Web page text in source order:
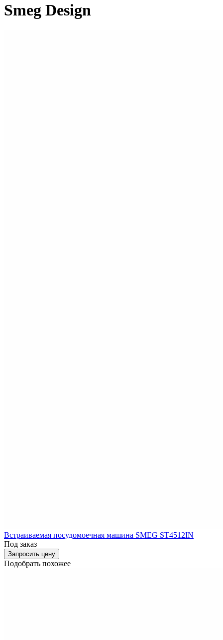
Smeg Design
Встраиваемая посудомоечная машина SMEG ST4512IN
Под заказ
Запросить цену
Подобрать похожее